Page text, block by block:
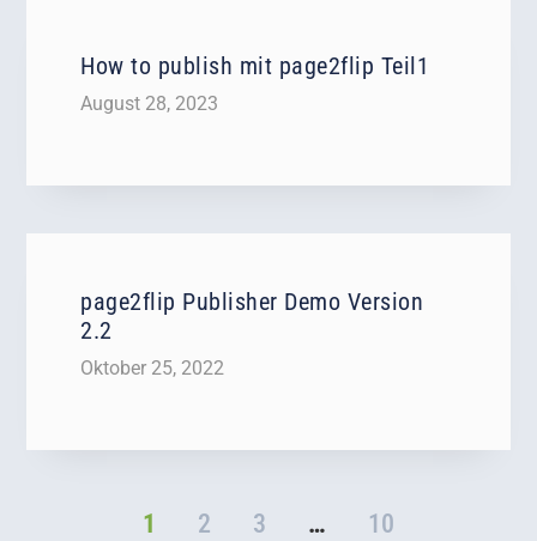
How to publish mit page2flip Teil1
August 28, 2023
page2flip Publisher Demo Version
2.2
Oktober 25, 2022
1 2 3 … 10